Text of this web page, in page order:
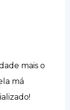
mais o
má